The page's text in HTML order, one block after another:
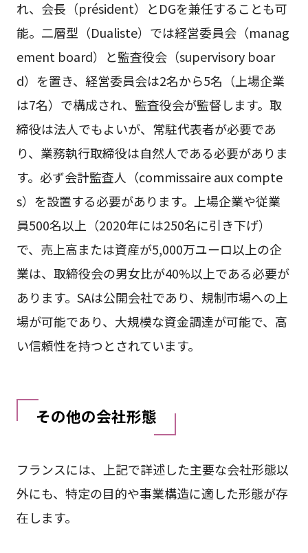
れ、会長（président）とDGを兼任することも可
能。二層型（Dualiste）では経営委員会（manag
ement board）と監査役会（supervisory boar
d）を置き、経営委員会は2名から5名（上場企業
は7名）で構成され、監査役会が監督します。取
締役は法人でもよいが、常駐代表者が必要であ
り、業務執行取締役は自然人である必要がありま
す。必ず会計監査人（commissaire aux compte
s）を設置する必要があります。上場企業や従業
員500名以上（2020年には250名に引き下げ）
で、売上高または資産が5,000万ユーロ以上の企
業は、取締役会の男女比が40%以上である必要が
あります。SAは公開会社であり、規制市場への上
場が可能であり、大規模な資金調達が可能で、高
い信頼性を持つとされています。
その他の会社形態
フランスには、上記で詳述した主要な会社形態以
外にも、特定の目的や事業構造に適した形態が存
在します。